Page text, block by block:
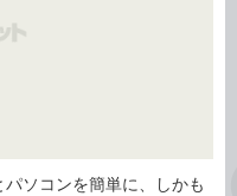
ソコンを簡単に、しかも